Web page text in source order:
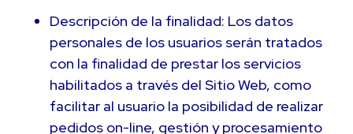
Descripción de la finalidad: Los datos
personales de los usuarios serán tratados
con la finalidad de prestar los servicios
habilitados a través del Sitio Web, como
facilitar al usuario la posibilidad de realizar
pedidos on-line, gestión y procesamiento